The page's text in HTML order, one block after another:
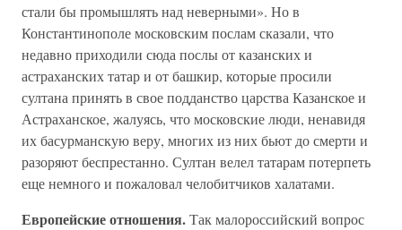
стали бы промышлять над неверными». Но в
Константинополе московским послам сказали, что
недавно приходили сюда послы от казанских и
астраханских татар и от башкир, которые просили
султана принять в свое подданство царства Казанское и
Астраханское, жалуясь, что московские люди, ненавидя
их басурманскую веру, многих из них бьют до смерти и
разоряют беспрестанно. Султан велел татарам потерпеть
еще немного и пожаловал челобитчиков халатами.
Европейские отношения.Так малороссийский вопрос